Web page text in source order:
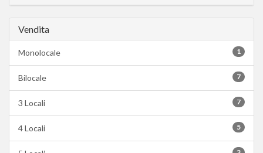
Vendita
1
Monolocale
7
Bilocale
7
3 Locali
5
4 Locali